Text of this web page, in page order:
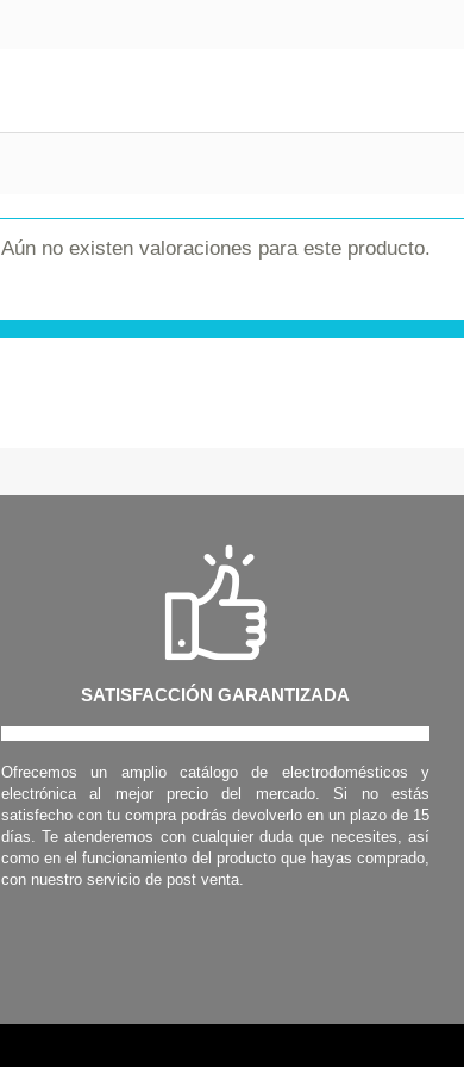
Aún no existen valoraciones para este producto.
SATISFACCIÓN GARANTIZADA
Ofrecemos un amplio catálogo de electrodomésticos y
electrónica al mejor precio del mercado. Si no estás
satisfecho con tu compra podrás devolverlo en un plazo de 15
días. Te atenderemos con cualquier duda que necesites, así
como en el funcionamiento del producto que hayas comprado,
con nuestro servicio de post venta.